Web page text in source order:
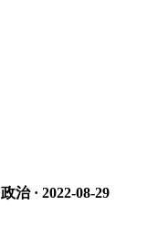
政治· 2022-08-29